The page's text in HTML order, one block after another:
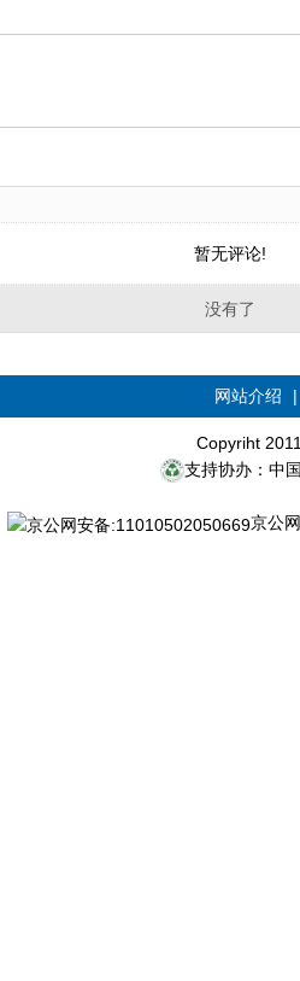
暂无评论!
没有了
网站介绍
Copyriht
支持协办：中
京公